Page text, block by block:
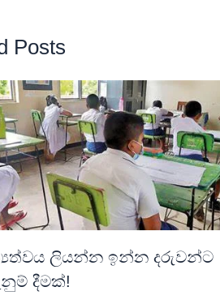
Posts
ලියන්න ඉන්න දරුවන්ට
දීමක්!